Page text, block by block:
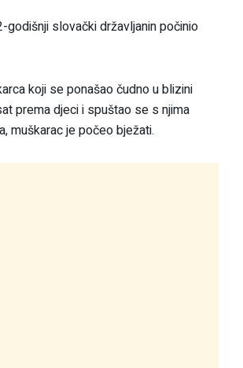
godišnji slovački državljanin počinio
koji se ponašao čudno u blizini
prema djeci i spuštao se s njima
muškarac je počeo bježati.